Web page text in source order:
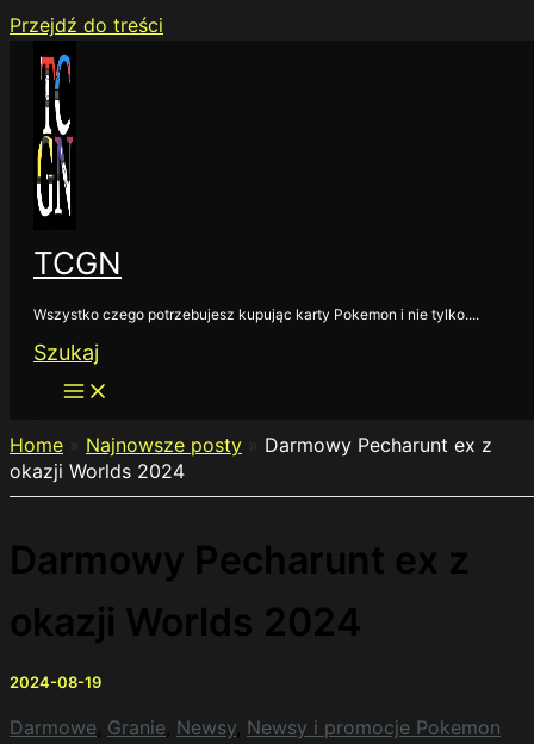
Przejdź do treści
TCGN
Wszystko czego potrzebujesz kupując karty Pokemon i nie tylko....
Szukaj
Home Najnowsze posty
Darmowy Pecharunt ex z
okazji Worlds 2024
Darmowy Pecharunt ex z
okazji Worlds 2024
2024-08-19
Darmowe Granie Newsy Newsy i promocje Pokemon